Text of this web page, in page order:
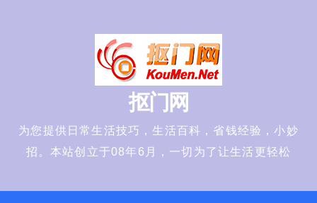
抠门网
为您提供日常生活技巧，生活百科，省钱经验，小妙
招。本站创立于08年6月，一切为了让生活更轻松